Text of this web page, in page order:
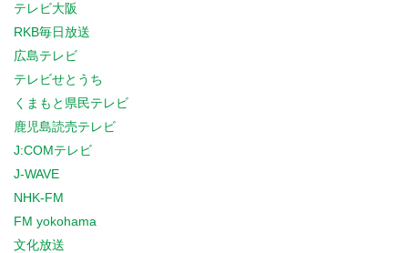
テレビ大阪
RKB毎日放送
広島テレビ
テレビせとうち
くまもと県民テレビ
鹿児島読売テレビ
J:COMテレビ
J-WAVE
NHK-FM
FM yokohama
文化放送